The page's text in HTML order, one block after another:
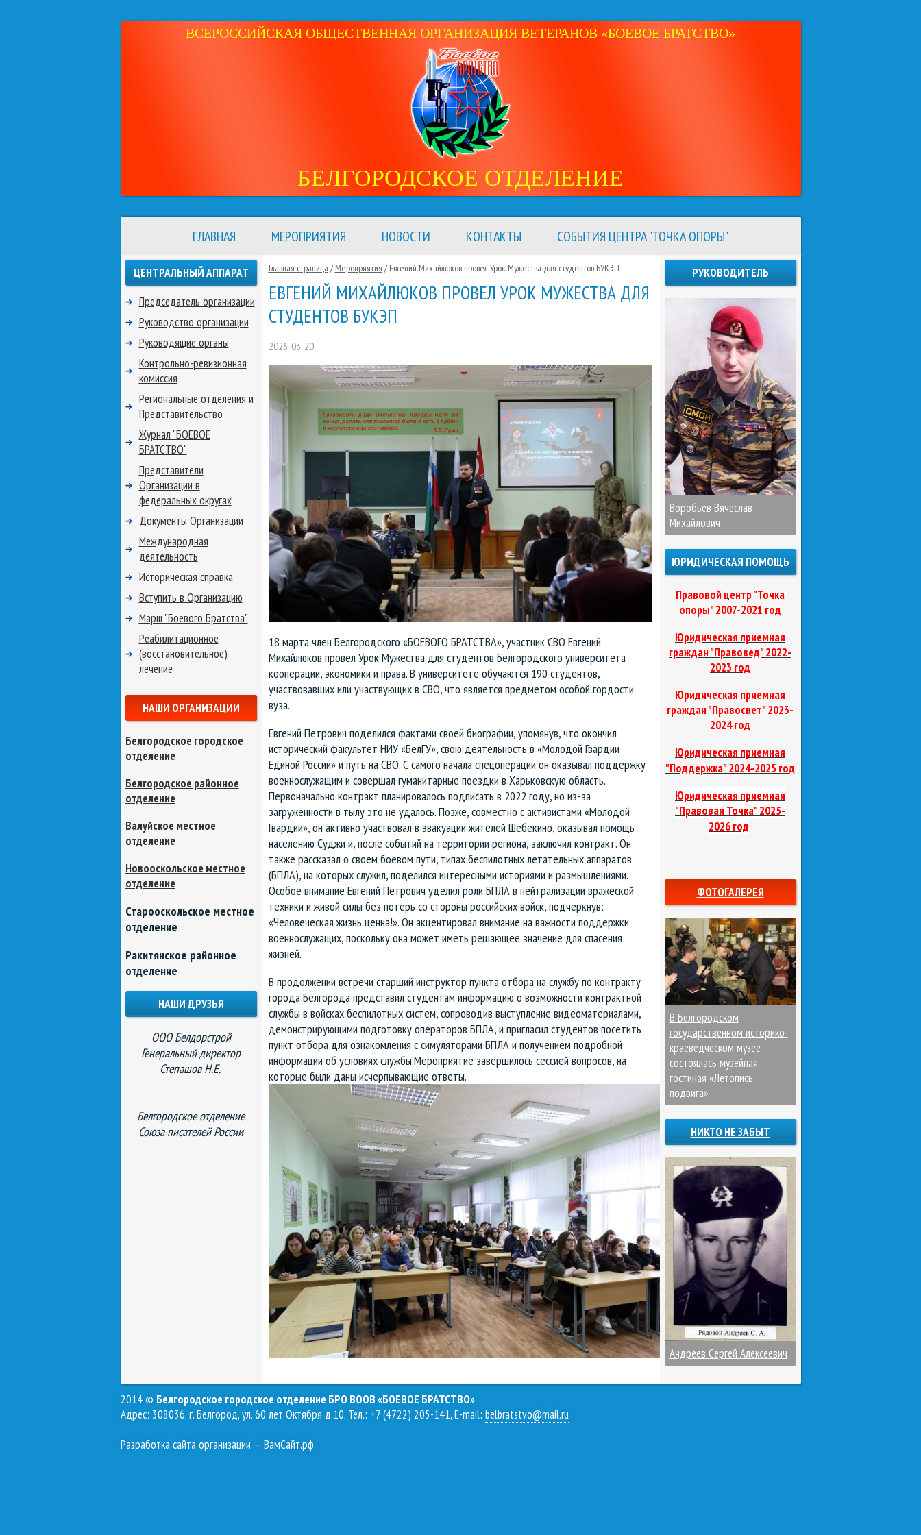
ВСЕРОССИЙСКАЯ ОБЩЕСТВЕННАЯ ОРГАНИЗАЦИЯ ВЕТЕРАНОВ «БОЕВОЕ БРАТСТВО»
БЕЛГОРОДСКОЕ ОТДЕЛЕНИЕ
ГЛАВНАЯ МЕРОПРИЯТИЯ НОВОСТИ КОНТАКТЫ СОБЫТИЯ ЦЕНТРА "ТОЧКА ОПОРЫ"
Главная страница /Мероприятия /Евгений Михайлюков провел Урок Мужества для студентов БУКЭП
ЕВГЕНИЙ МИХАЙЛЮКОВ ПРОВЕЛ УРОК МУЖЕСТВА ДЛЯ
СТУДЕНТОВ БУКЭП
2026-03-20
18 марта член Белгородского «БОЕВОГО БРАТСТВА», участник СВО Евгений
Михайлюков провел Урок Мужества для студентов Белгородского университета
кооперации, экономики и права. В университете обучаются 190 студентов,
участвовавших или участвующих в СВО, что является предметом особой гордости
вуза.
Евгений Петрович поделился фактами своей биографии, упомянув, что окончил
исторический факультет НИУ «БелГУ», свою деятельность в «Молодой Гвардии
Единой России» и путь на СВО. С самого начала спецоперации он оказывал поддержку
военнослужащим и совершал гуманитарные поездки в Харьковскую область.
Первоначально контракт планировалось подписать в 2022 году, но из-за
загруженности в тылу это не удалось. Позже, совместно с активистами «Молодой
Гвардии», он активно участвовал в эвакуации жителей Шебекино, оказывал помощь
населению Суджи и, после событий на территории региона, заключил контракт. Он
также рассказал о своем боевом пути, типах беспилотных летательных аппаратов
(БПЛА), на которых служил, поделился интересными историями и размышлениями.
Особое внимание Евгений Петрович уделил роли БПЛА в нейтрализации вражеской
техники и живой силы без потерь со стороны российских войск, подчеркнув:
«Человеческая жизнь ценна!». Он акцентировал внимание на важности поддержки
военнослужащих, поскольку она может иметь решающее значение для спасения
жизней.
В продолжении встречи старший инструктор пункта отбора на службу по контракту
города Белгорода представил студентам информацию о возможности контрактной
службы в войсках беспилотных систем, сопроводив выступление видеоматериалами,
демонстрирующими подготовку операторов БПЛА, и пригласил студентов посетить
пункт отбора для ознакомления с симуляторами БПЛА и получением подробной
информации об условиях службы.Мероприятие завершилось сессией вопросов, на
которые были даны исчерпывающие ответы.
ЦЕНТРАЛЬНЫЙ АППАРАТ
Председатель организации
Руководство организации
Руководящие органы
Контрольно-ревизионная
комиссия
Региональные отделения и
Представительство
Журнал "БОЕВОЕ
БРАТСТВО"
Представители
Организации в
федеральных округах
Документы Организации
Международная
деятельность
Историческая справка
Вступить в Организацию
Марш "Боевого Братства"
Реабилитационное
(восстановительное)
лечение
НАШИ ОРГАНИЗАЦИИ
Белгородское городское
отделение
Белгородское районное
отделение
Валуйское местное
отделение
Новооскольское местное
отделение
Старооскольское местное
отделение
Ракитянское районное
отделение
НАШИ ДРУЗЬЯ
ООО Белдорстрой
Генеральный директор
Степашов Н.Е.
Белгородское отделение
Союза писателей России
РУКОВОДИТЕЛЬ
Воробьев Вячеслав
Михайлович
ЮРИДИЧЕСКАЯ ПОМОЩЬ
Правовой центр "Точка
опоры" 2007-2021 год
Юридическая приемная
граждан "Правовед"2022-
2023 год
Юридическая приемная
граждан "Правосвет"2023-
2024 год
Юридическая приемная
"Поддержка"2024-2025 год
Юридическая приемная
"Правовая Точка"2025-
2026 год
ФОТОГАЛЕРЕЯ
В Белгородском
государственном историко-
краеведческом музее
состоялась музейная
гостиная «Летопись
подвига»
НИКТО НЕ ЗАБЫТ
Андреев Сергей Алексеевич
2014 © Белгородское городское отделение БРО ВООВ «БОЕВОЕ БРАТСТВО»
Адрес: 308036, г. Белгород, ул. 60 лет Октября д.10, Тел.: +7 (4722) 205-141, E-mail: belbratstvo@mail.ru
Разработка сайта организации — ВамСайт.рф